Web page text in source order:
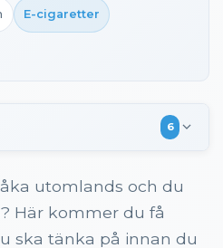
E-cigaretter
6
innan du kliver på flyget
utomlands och du
Här kommer du få
ska tänka på innan du